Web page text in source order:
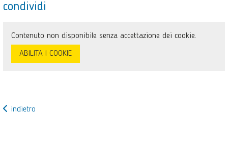
condividi
Contenuto non disponibile senza accettazione dei cookie.
ABILITA I COOKIE
indietro